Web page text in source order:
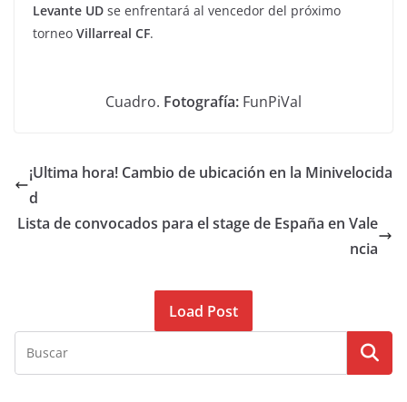
Levante UD se enfrentará al vencedor del próximo
torneo Villarreal CF.
Cuadro. Fotografía: FunPiVal
¡Ultima hora! Cambio de ubicación en la Minivelocida
d
Lista de convocados para el stage de España en Vale
ncia
Load Post